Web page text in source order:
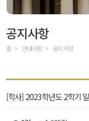
입학
BK21
공지사항
홈 안내사항 공지사항
[학사] 2023학년도 2학기